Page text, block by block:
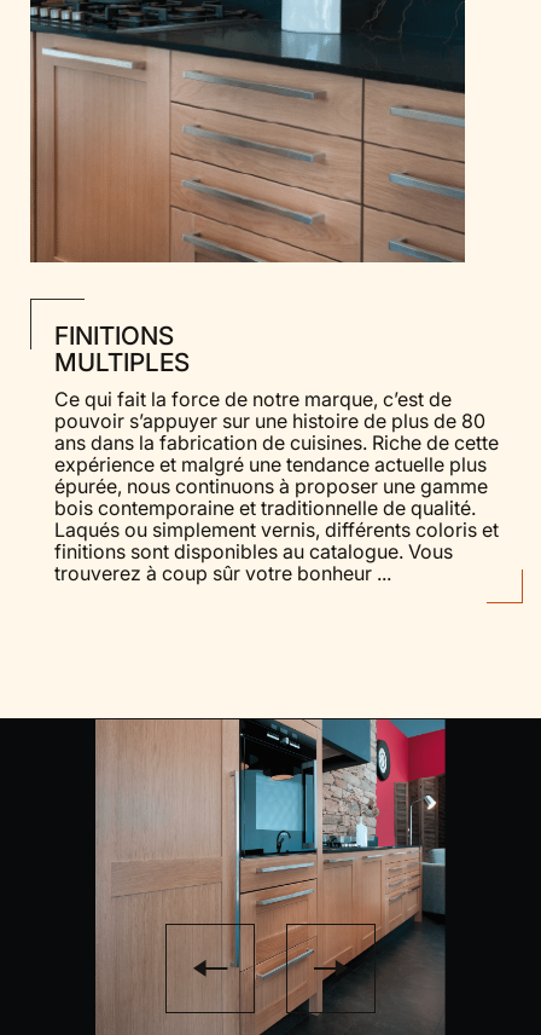
FINITIONS
MULTIPLES
Ce qui fait la force de notre marque, c’est de
pouvoir s’appuyer sur une histoire de plus de 80
ans dans la fabrication de cuisines. Riche de cette
expérience et malgré une tendance actuelle plus
épurée, nous continuons à proposer une gamme
bois contemporaine et traditionnelle de qualité.
Laqués ou simplement vernis, différents coloris et
finitions sont disponibles au catalogue. Vous
trouverez à coup sûr votre bonheur ...